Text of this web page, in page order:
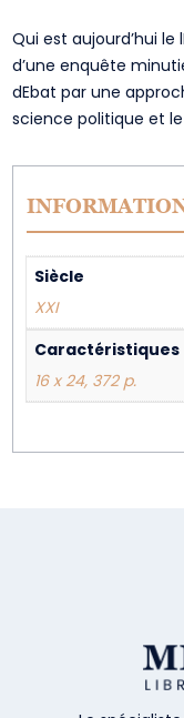
Qui est aujourd’hui
d’une enquête
dEbat par une
science politique et
Siècle
XXI
Caractéristiques
16 x 24, 372 p.